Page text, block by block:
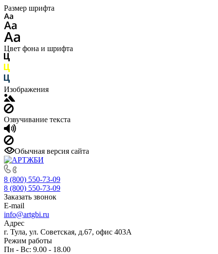
Размер шрифта
Цвет фона и шрифта
Изображения
Озвучивание текста
Обычная версия сайта
8 (800) 550-73-09
8 (800) 550-73-09
Заказать звонок
E-mail
info@artgbi.ru
Адрес
г. Тула, ул. Советская, д.67, офис 403А
Режим работы
Пн - Вс: 9.00 - 18.00